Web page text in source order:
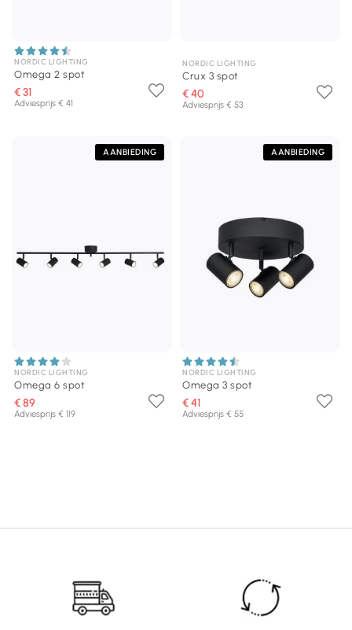
NORDIC LIGHTING
Omega 2 spot
€ 31
Adviesprijs € 41
NORDIC LIGHTING
Crux 3 spot
€ 40
Adviesprijs € 53
AANBIEDING
NORDIC LIGHTING
Omega 6 spot
€ 89
Adviesprijs € 119
AANBIEDING
NORDIC LIGHTING
Omega 3 spot
€ 41
Adviesprijs € 55